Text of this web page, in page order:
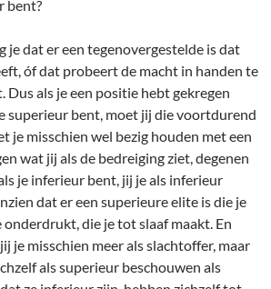
bent?
je dat er een tegenovergestelde is dat
óf dat probeert de macht in handen te
Dus als je een positie hebt gekregen
superieur bent, moet jij die voortdurend
je misschien wel bezig houden met een
wat jij als de bedreiging ziet, degenen
je inferieur bent, jij je als inferieur
dat er een superieure elite is die je
die je tot slaaf maakt. En
je misschien meer als slachtoffer, maar
als superieur beschouwen als